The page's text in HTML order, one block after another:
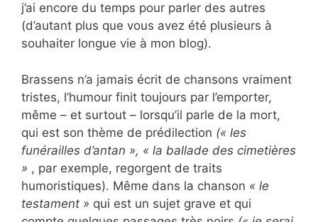
j’ai encore du temps pour parler des autres
(d’autant plus que vous avez été plusieurs à
souhaiter longue vie à mon blog).
Brassens n’a jamais écrit de chansons vraiment
tristes, l’humour finit toujours par l’emporter,
même – et surtout – lorsqu’il parle de la mort,
qui est son thème de prédilection (« les
funérailles d’antan », « la ballade des cimetières
» , par exemple, regorgent de traits
humoristiques). Même dans la chanson « le
testament » qui est un sujet grave et qui